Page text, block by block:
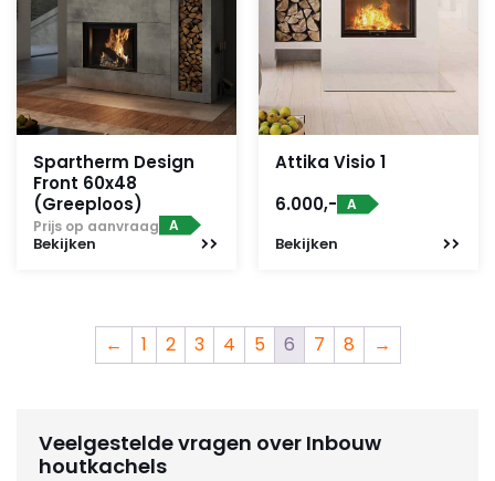
Spartherm Design
Front 60x48
(Greeploos)
Prijs op aanvraag A
Bekijken
Attika Visio 1
6.000,- A
Bekijken
← 1 2 3 4 5 6 7 8 →
Veelgestelde vragen over Inbouw
houtkachels